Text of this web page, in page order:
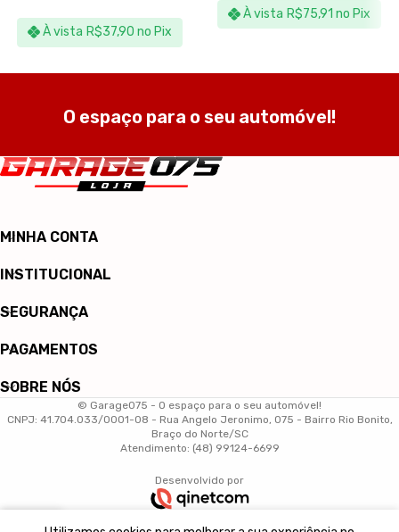
À vista R$37,90 no Pix
À vista R$75,91 no Pix
O espaço para o seu automóvel!
MINHA CONTA
INSTITUCIONAL
SEGURANÇA
PAGAMENTOS
SOBRE NÓS
© Garage075 - O espaço para o seu automóvel!
CNPJ: 41.704.033/0001-08 - Rua Angelo Jeronimo, 075 - Bairro Rio Bonito,
Braço do Norte/SC
Atendimento: (48) 99124-6699
Desenvolvido por